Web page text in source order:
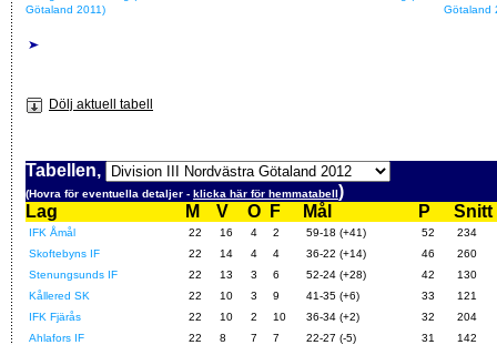
Götaland 2011)
Götaland
Dölj aktuell tabell
Tabellen,
(Hovra för eventuella detaljer - klicka här för hemmatabell)
Lag
M V O F Mål P Snitt
IFK Åmål 22 16 4 2 59-18 (+41) 52
234
Skoftebyns IF
22 14 4 4 36-22 (+14) 46
260
Stenungsunds IF
22 13 3 6 52-24 (+28) 42
130
Kållered SK
22 10 3 9 41-35 (+6) 33
121
IFK Fjärås
22 10 2 10 36-34 (+2) 32
204
Ahlafors IF
22 8 7 7 22-27 (-5) 31
142